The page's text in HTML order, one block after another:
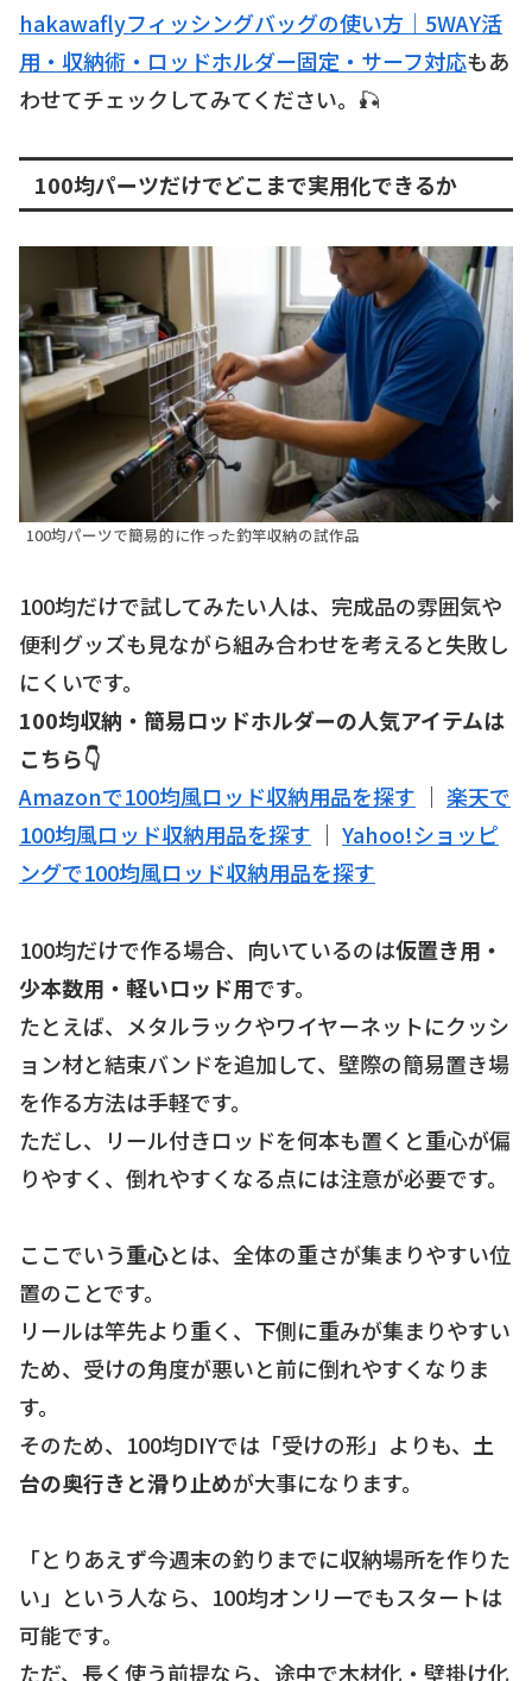
hakawaflyフィッシングバッグの使い方｜5WAY活
用・収納術・ロッドホルダー固定・サーフ対応もあ
わせてチェックしてみてください。🎣
100均パーツだけでどこまで実用化できるか
100均パーツで簡易的に作った釣竿収納の試作品
100均だけで試してみたい人は、完成品の雰囲気や
便利グッズも見ながら組み合わせを考えると失敗し
にくいです。
100均収納・簡易ロッドホルダーの人気アイテムは
こちら👇
Amazonで100均風ロッド収納用品を探す ｜ 楽天で
100均風ロッド収納用品を探す ｜ Yahoo!ショッピ
ングで100均風ロッド収納用品を探す
100均だけで作る場合、向いているのは仮置き用・
少本数用・軽いロッド用です。
たとえば、メタルラックやワイヤーネットにクッシ
ョン材と結束バンドを追加して、壁際の簡易置き場
を作る方法は手軽です。
ただし、リール付きロッドを何本も置くと重心が偏
りやすく、倒れやすくなる点には注意が必要です。
ここでいう重心とは、全体の重さが集まりやすい位
置のことです。
リールは竿先より重く、下側に重みが集まりやすい
ため、受けの角度が悪いと前に倒れやすくなりま
す。
そのため、100均DIYでは「受けの形」よりも、 土
台の奥行きと滑り止めが大事になります。
「とりあえず今週末の釣りまでに収納場所を作りた
い」という人なら、100均オンリーでもスタートは
可能です。
ただ、長く使う前提なら、途中で木材化・壁掛け化